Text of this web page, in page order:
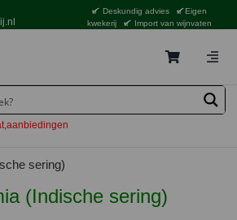
Deskundig advies
Eigen
kwekerij
Import van wijnvaten
aanbiedingen
sering)
(Indische sering)